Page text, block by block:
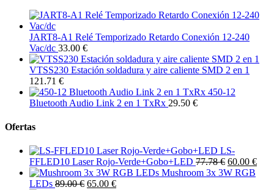
JART8-A1 Relé Temporizado Retardo Conexión 12-240
Vac/dc 33.00 €
VTSS230 Estación soldadura y aire caliente SMD 2 en 1
121.71 €
450-12
Bluetooth Audio Link 2 en 1 TxRx 29.50 €
Ofertas
LS-
FFLED10 Laser Rojo-Verde+Gobo+LED 77.78 € 60.00 €
Mushroom 3x 3W RGB
LEDs 89.00 € 65.00 €